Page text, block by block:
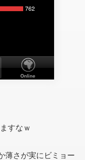
すなｗ
薄さが実にビミョー